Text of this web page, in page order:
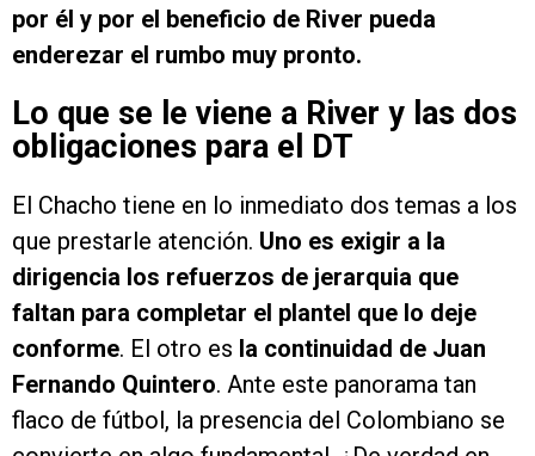
por él y por el beneficio de River pueda
enderezar el rumbo muy pronto.
Lo que se le viene a River y las dos
obligaciones para el DT
El Chacho tiene en lo inmediato dos temas a los
que prestarle atención. Uno es exigir a la
dirigencia los refuerzos de jerarquia que
faltan para completar el plantel que lo deje
conforme. El otro es la continuidad de Juan
Fernando Quintero. Ante este panorama tan
flaco de fútbol, la presencia del Colombiano se